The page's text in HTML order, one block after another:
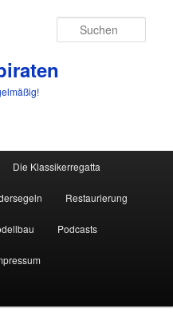
Die Klassikerregatta
Restaurierung
Podcasts